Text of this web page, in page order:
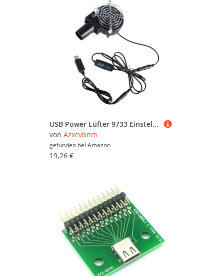
USB Power Lüfter 9733 Einstellbarer Speed ​​ Kühlgebläse Lüfter Mit Metallschutz Für Den Außen Und Konstruktionsgebrauch
von Azxcvbnm
gefunden bei Amazon
19,26 €